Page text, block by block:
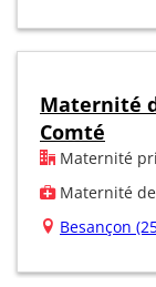
Maternité
Comté
Maternité
Maternité de
Besançon